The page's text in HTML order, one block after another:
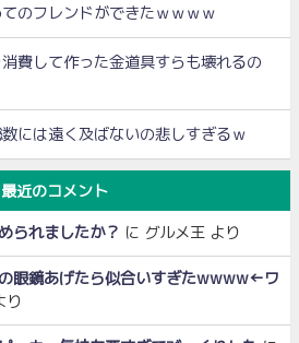
のフレンドができたｗｗｗｗ
費して作った金道具すらも壊れるの
には遠く及ばないの悲しすぎるｗ
最近のコメント
られましたか？ に グルメ王 より
の眼鏡あげたら似合いすぎたwwww←ワ
り